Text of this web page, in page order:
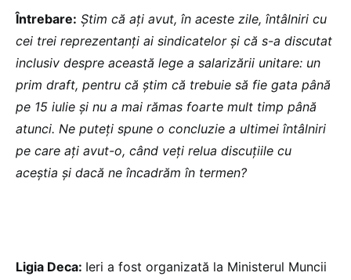
Întrebare: Știm că ați avut, în aceste zile, întâlniri cu
cei trei reprezentanți ai sindicatelor și că s-a discutat
inclusiv despre această lege a salarizării unitare: un
prim draft, pentru că știm că trebuie să fie gata până
pe 15 iulie și nu a mai rămas foarte mult timp până
atunci. Ne puteți spune o concluzie a ultimei întâlniri
pe care ați avut-o, când veți relua discuțiile cu
aceștia și dacă ne încadrăm în termen?
Ligia Deca: Ieri a fost organizată la Ministerul Muncii